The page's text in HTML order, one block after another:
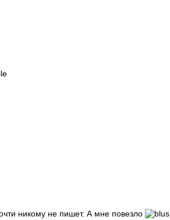
никому не пишет. А мне повезло